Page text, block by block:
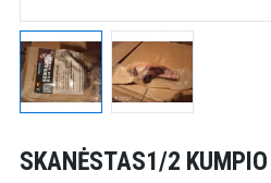
SKANĖSTAS1/2